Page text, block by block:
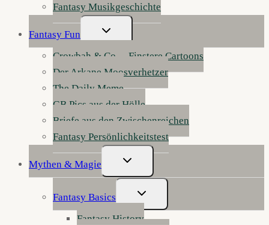
Fantasy Musikgeschichte
Fantasy Fun
Untermenü
Umschalten
Crowbah & Co. – Finstere Cartoons
Der Arkane Moosverhetzer
The Daily Meme
GB Pics aus der Hölle
Briefe aus den Zwischenreichen
Fantasy Persönlichkeitstest
Mythen & Magie
Untermenü
Umschalten
Fantasy Basics
Untermenü
Umschalten
Fantasy History